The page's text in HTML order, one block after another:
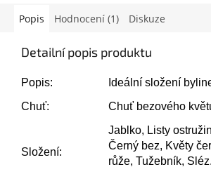
Popis Hodnocení (1) Diskuze
Detailní popis produktu
Popis:
Ideální složení
Chuť:
Chuť bezového
Složení:
Jablko, Listy
Černý bez, Květy
růže, Tužebník, Sléz.